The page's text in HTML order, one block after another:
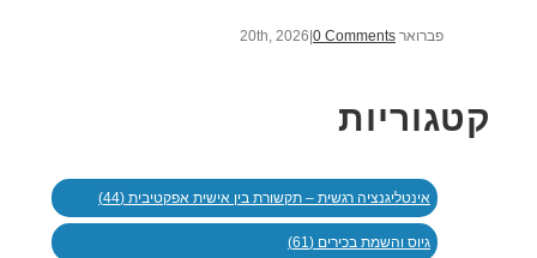
פברואר 20th, 2026 0 Comments
קטגוריות
אינטליגנציה רגשית – תקשורת בין אישית אפקטיבית (44)
גיוס והשמת בכירים (61)